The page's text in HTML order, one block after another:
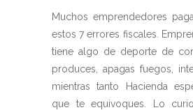
Muchos emprendedores
estos 7 errores fiscales.
tiene algo de deporte de
produces, apagas fuegos,
mientras tanto Hacienda
que te equivoques. Lo